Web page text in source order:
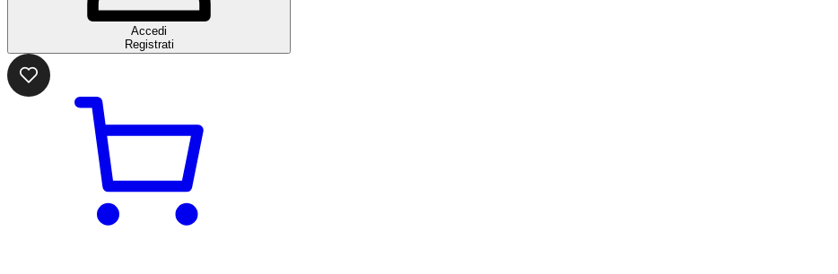
Accedi
Registrati